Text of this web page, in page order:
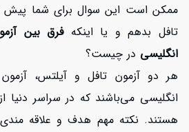
ممکن است این سوال برای شما پیش
تافل بدهم و یا اینکهفرق بین
انگلیسی در چیست؟
هر دو آزمون تافل و آیلتس،
انگلیسی می‌باشند که در سراسر دنیا از
هستند. نکته مهم هدف و علاقه